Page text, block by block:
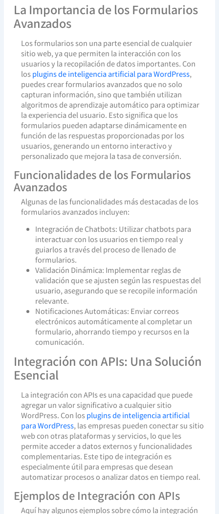
La Importancia de los Formularios
Avanzados
Los formularios son una parte esencial de cualquier
sitio web, ya que permiten la interacción con los
usuarios y la recopilación de datos importantes. Con
losplugins de inteligencia artificial para WordPress,
puedes crear formularios avanzados que no solo
capturan información, sino que también utilizan
algoritmos de aprendizaje automático para optimizar
la experiencia del usuario. Esto significa que los
formularios pueden adaptarse dinámicamente en
función de las respuestas proporcionadas por los
usuarios, generando un entorno interactivo y
personalizado que mejora la tasa de conversión.
Funcionalidades de los Formularios
Avanzados
Algunas de las funcionalidades más destacadas de los
formularios avanzados incluyen:
Integración de Chatbots: Utilizar chatbots para
interactuar con los usuarios en tiempo real y
guiarlos a través del proceso de llenado de
formularios.
Validación Dinámica: Implementar reglas de
validación que se ajusten según las respuestas del
usuario, asegurando que se recopile información
relevante.
Notificaciones Automáticas: Enviar correos
electrónicos automáticamente al completar un
formulario, ahorrando tiempo y recursos en la
comunicación.
Integración con APIs: Una Solución
Esencial
La integración con APIs es una capacidad que puede
agregar un valor significativo a cualquier sitio
WordPress. Con losplugins de inteligencia artificial
para WordPress, las empresas pueden conectar su sitio
web con otras plataformas y servicios, lo que les
permite acceder a datos externos y funcionalidades
complementarias. Este tipo de integración es
especialmente útil para empresas que desean
automatizar procesos o analizar datos en tiempo real.
Ejemplos de Integración con APIs
Aquí hay algunos ejemplos sobre cómo la integración